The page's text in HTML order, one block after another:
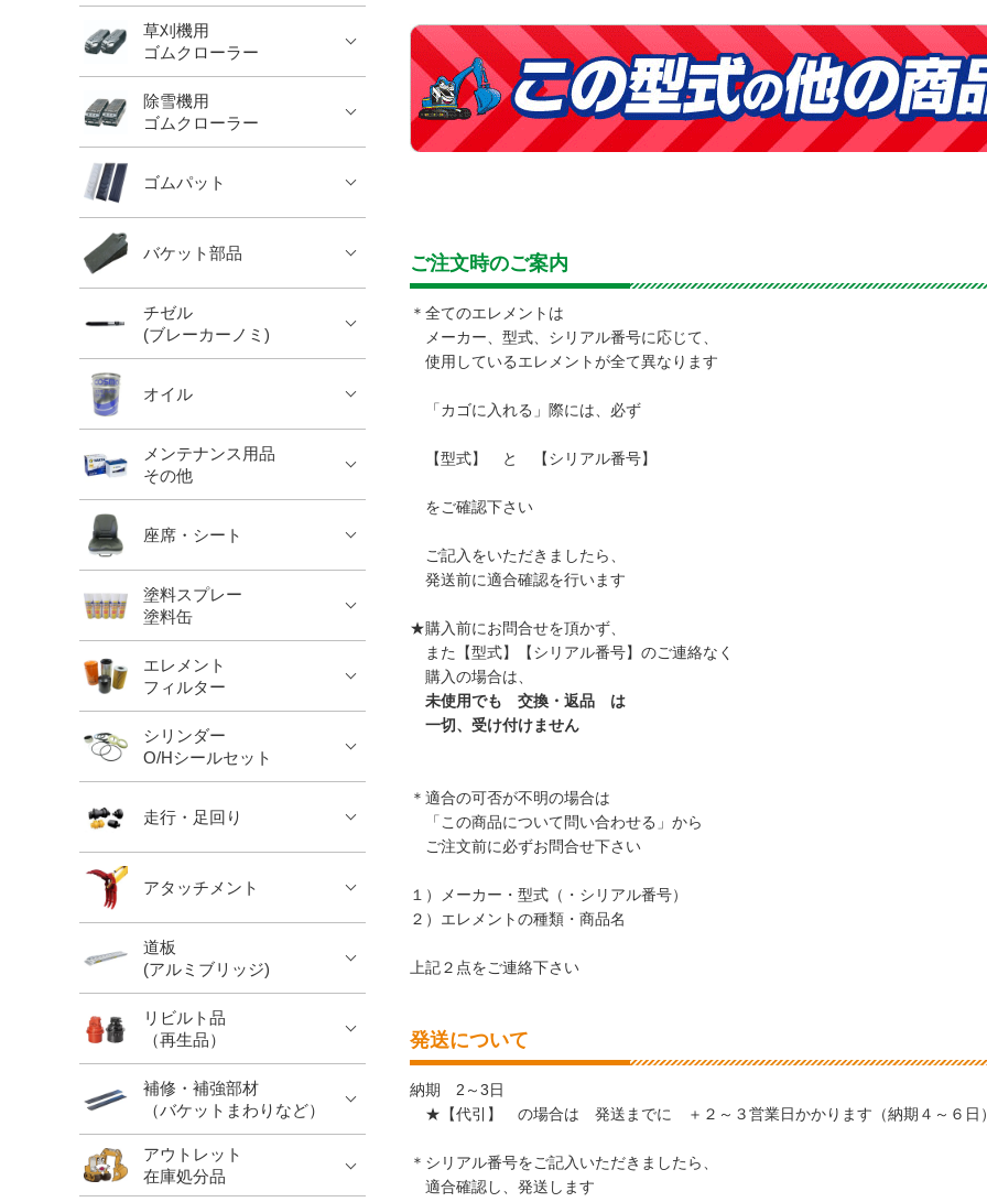
ご注文時のご案内
＊全てのエレメントは
メーカー、型式、シリアル番号に応じて、
使用しているエレメントが全て異なります
「カゴに入れる」際には、必ず
【型式】 と 【シリアル番号】
をご確認下さい
ご記入をいただきましたら、
発送前に適合確認を行います
★購入前にお問合せを頂かず、
また【型式】【シリアル番号】のご連絡なく
購入の場合は、
未使用でも 交換・返品 は
一切、受け付けません
＊適合の可否が不明の場合は
「この商品について問い合わせる」から
ご注文前に必ずお問合せ下さい
１）メーカー・型式（・シリアル番号）
２）エレメントの種類・商品名
上記２点をご連絡下さい
発送について
納期 2～3日
★【代引】 の場合は 発送までに ＋２～３営業日かかります（納期４～６日
＊シリアル番号をご記入いただきましたら、
適合確認し、発送します
草刈機用
ゴムクローラー
除雪機用
ゴムクローラー
ゴムパット
バケット部品
チゼル
(ブレーカーノミ)
オイル
メンテナンス用品
その他
座席・シート
塗料スプレー
塗料缶
エレメント
フィルター
シリンダー
O/Hシールセット
走行・足回り
アタッチメント
道板
(アルミブリッジ)
リビルト品
（再生品）
補修・補強部材
（バケットまわりなど）
アウトレット
在庫処分品